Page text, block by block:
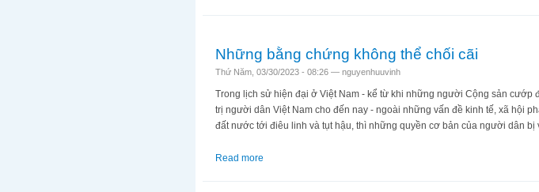
Những bằng chứng không thể chối cãi
Thứ Năm, 03/30/2023 - 08:26 — nguyenhuuvinh
Trong lịch sử hiện đại ở Việt Nam - kể từ khi những người Cộng sản
trị người dân Việt Nam cho đến nay - ngoài những vấn đề kinh tế, xã hội
đất nước tới điêu linh và tụt hậu, thì những quyền cơ bản của người dân
Read more